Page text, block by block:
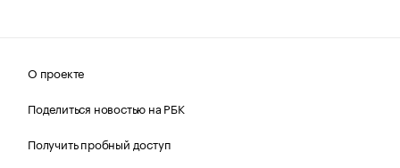
О проекте
Поделиться новостью на РБК
Получить пробный доступ